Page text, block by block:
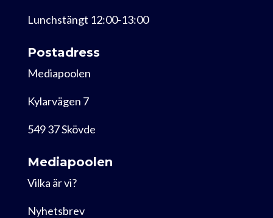
Lunchstängt 12:00-13:00
Postadress
Mediapoolen
Kylarvägen 7
549 37 Skövde
Mediapoolen
Vilka är vi?
Nyhetsbrev